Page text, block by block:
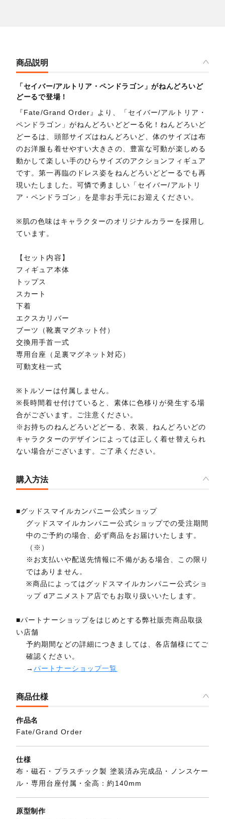
商品説明
「セイバー/アルトリア・ペンドラゴン」がねんどろいど
どーるで登場！
『Fate/Grand Order』より、「セイバー/アルトリア・
ペンドラゴン」がねんどろいどどーる化！ねんどろいど
どーるは、頭部サイズはねんどろいど、体のサイズは布
のお洋服も着せやすい大きさの、豊富な可動が楽しめる
動かして楽しい手のひらサイズのアクションフィギュア
です。第一再臨のドレス姿をねんどろいどどーるでも再
現いたしました。可憐で勇ましい「セイバー/アルトリ
ア・ペンドラゴン」を是非お手元にお迎えください。
※肌の色味はキャラクターのオリジナルカラーを採用し
ています。
【セット内容】
フィギュア本体
トップス
スカート
下着
エクスカリバー
ブーツ（靴裏マグネット付）
交換用手首一式
専用台座（足裏マグネット対応）
可動支柱一式
※トルソーは付属しません。
※長時間着せ付けていると、素体に色移りが発生する場
合がございます。ご注意ください。
※お持ちのねんどろいどどーる、衣装、ねんどろいどの
キャラクターのデザインによっては正しく着せ替えられ
ない場合がございます。ご了承ください。
購入方法
■グッドスマイルカンパニー公式ショップ
グッドスマイルカンパニー公式ショップでの受注期間
中のご予約の場合、必ず商品をお届けいたします。
（※）
※お支払いや配送先情報に不備がある場合、この限り
ではありません。
※商品によってはグッドスマイルカンパニー公式ショ
ップ dアニメストア店でもお取り扱いいたします。
■パートナーショップをはじめとする弊社販売商品取扱
い店舗
予約期間などの詳細につきましては、各店舗様にてご
確認ください。
→パートナーショップ一覧
商品仕様
作品名
Fate/Grand Order
仕様
布・磁石・プラスチック製 塗装済み完成品・ノンスケー
ル・専用台座付属・全高：約140mm
原型制作